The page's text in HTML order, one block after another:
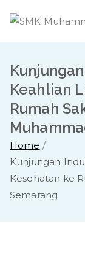
content
Keahlian
Rumah
Home
Kunjungan
Kesehatan ke
Semarang